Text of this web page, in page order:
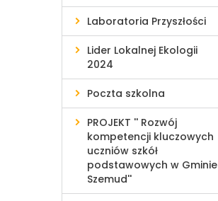
Laboratoria Przyszłości
Lider Lokalnej Ekologii
2024
Poczta szkolna
PROJEKT '' Rozwój
kompetencji kluczowych
uczniów szkół
podstawowych w Gminie
Szemud''